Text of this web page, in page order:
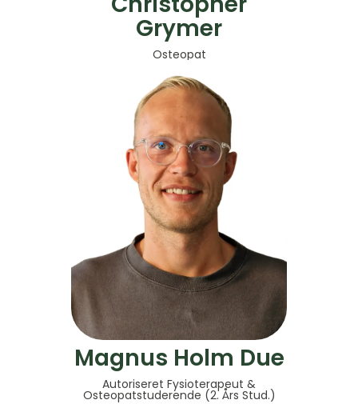
Grymer
Osteopat
Magnus Holm Due
Autoriseret Fysioterapeut &
Osteopatstuderende (2. Års Stud.)